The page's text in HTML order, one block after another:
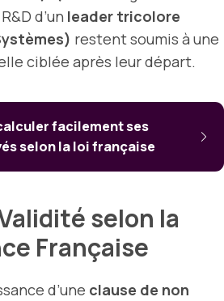
d’un leader tricolore
restent soumis à une
ciblée après leur départ.
facilement ses
selon la loi française
selon la
Française
d’une clause de non